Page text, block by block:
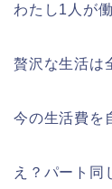
わたし1人が
贅沢な生活は
今の生活費を
え？パート同